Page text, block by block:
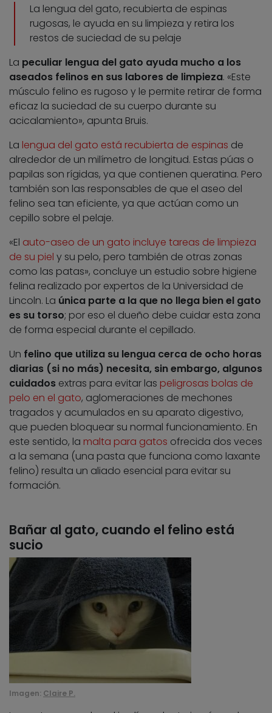
La lengua del gato, recubierta de espinas
rugosas, le ayuda en su limpieza y retira los
restos de suciedad de su pelaje
La peculiar lengua del gato ayuda mucho a los
aseados felinos en sus labores de limpieza. «Este
músculo felino es rugoso y le permite retirar de forma
eficaz la suciedad de su cuerpo durante su
acicalamiento», apunta Bruis.
La lengua del gato está recubierta de espinas de
alrededor de un milímetro de longitud. Estas púas o
papilas son rígidas, ya que contienen queratina. Pero
también son las responsables de que el aseo del
felino sea tan eficiente, ya que actúan como un
cepillo sobre el pelaje.
«El auto-aseo de un gato incluye tareas de limpieza
de su piel y su pelo, pero también de otras zonas
como las patas», concluye un estudio sobre higiene
felina realizado por expertos de la Universidad de
Lincoln. La única parte a la que no llega bien el gato
es su torso; por eso el dueño debe cuidar esta zona
de forma especial durante el cepillado.
Un felino que utiliza su lengua cerca de ocho horas
diarias (si no más) necesita, sin embargo, algunos
cuidados extras para evitar las peligrosas bolas de
pelo en el gato, aglomeraciones de mechones
tragados y acumulados en su aparato digestivo,
que pueden bloquear su normal funcionamiento. En
este sentido, la malta para gatos ofrecida dos veces
a la semana (una pasta que funciona como laxante
felino) resulta un aliado esencial para evitar su
formación.
Bañar al gato, cuando el felino está
sucio
Imagen: Claire P.